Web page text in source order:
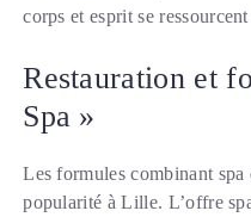
corps et esprit se
Restauration et
Spa »
Les formules combinant spa
popularité à Lille. L’offre